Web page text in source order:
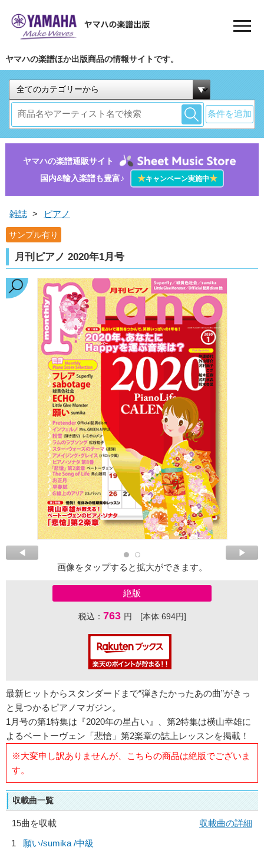
ヤマハの楽譜ほか出版商品の情報サイトです。
条件を追加
ヤマハの楽譜通販サイト
国内&輸入楽譜も豊富♪
★キャンペーン実施中★
雑誌 > ピアノ
サンプル有り
月刊ピアノ 2020年1月号
画像をタップすると拡大ができます。
絶版
税込： 763 円 [本体 694円]
最新ヒットからスタンダードまで“弾きたかったあの曲”がきっ
と見つかるピアノマガジン。
1月号の第1特集は『2020年の星占い』、第2特集は横山幸雄に
よるベートーヴェン「悲愴」第2楽章の誌上レッスンを掲載！
※大変申し訳ありませんが、こちらの商品は絶版でございま
す。
収載曲一覧
15曲を収載
収載曲の詳細
1
願い/sumika /中級